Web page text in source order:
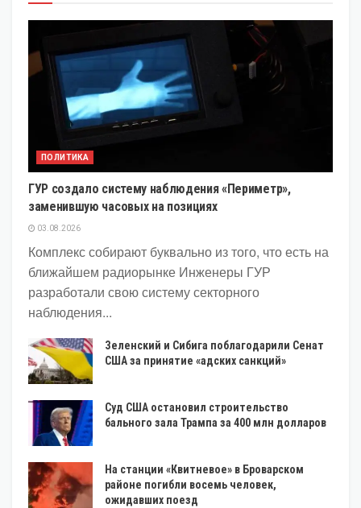
ПОЛИТИКА
ГУР создало систему наблюдения «Периметр»,
заменившую часовых на позициях
03.08.2026
Комплекс собирают буквально из того, что есть на
ближайшем радиорынке Инженеры ГУР
разработали свою систему секторного
наблюдения...
Зеленский и Сибига поблагодарили Сенат
США за принятие «адских санкций»
Суд США остановил строительство
бального зала Трампа за 400 млн долларов
На станции «Квитневое» в Броварском
районе погибли восемь человек,
ожидавших поезд